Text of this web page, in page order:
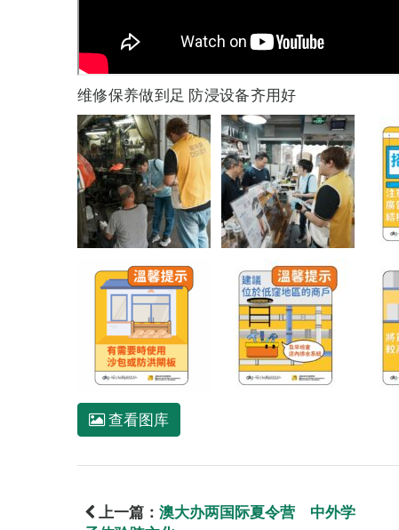
维修保养做到足 防浸设备齐用好
查看图库
上一篇： 澳大办两国际夏令营 中外学